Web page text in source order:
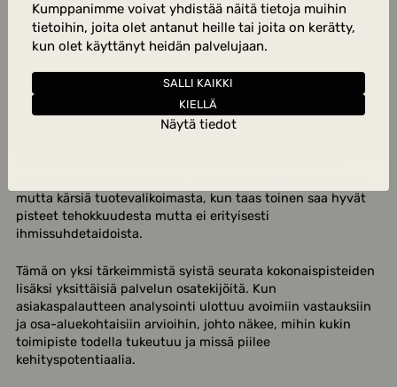
Kumppanimme voivat yhdistää näitä tietoja muihin
tietoihin, joita olet antanut heille tai joita on kerätty,
kun olet käyttänyt heidän palvelujaan.
SALLI KAIKKI
KIELLÄ
Näytä tiedot
Miksi kaksi toimipistettä voi
saada samat pisteet eri
syistä?
Kaksi toimipistettä voi saada identtiset NPS- tai
mutta kärsiä tuotevalikoimasta, kun taas toinen saa hyvät
pisteet tehokkuudesta mutta ei erityisesti
ihmissuhdetaidoista.
Tämä on yksi tärkeimmistä syistä seurata kokonaispisteiden
lisäksi yksittäisiä palvelun osatekijöitä. Kun
asiakaspalautteen analysointi ulottuu avoimiin vastauksiin
ja osa-aluekohtaisiin arvioihin, johto näkee, mihin kukin
toimipiste todella tukeutuu ja missä piilee
kehityspotentiaalia.